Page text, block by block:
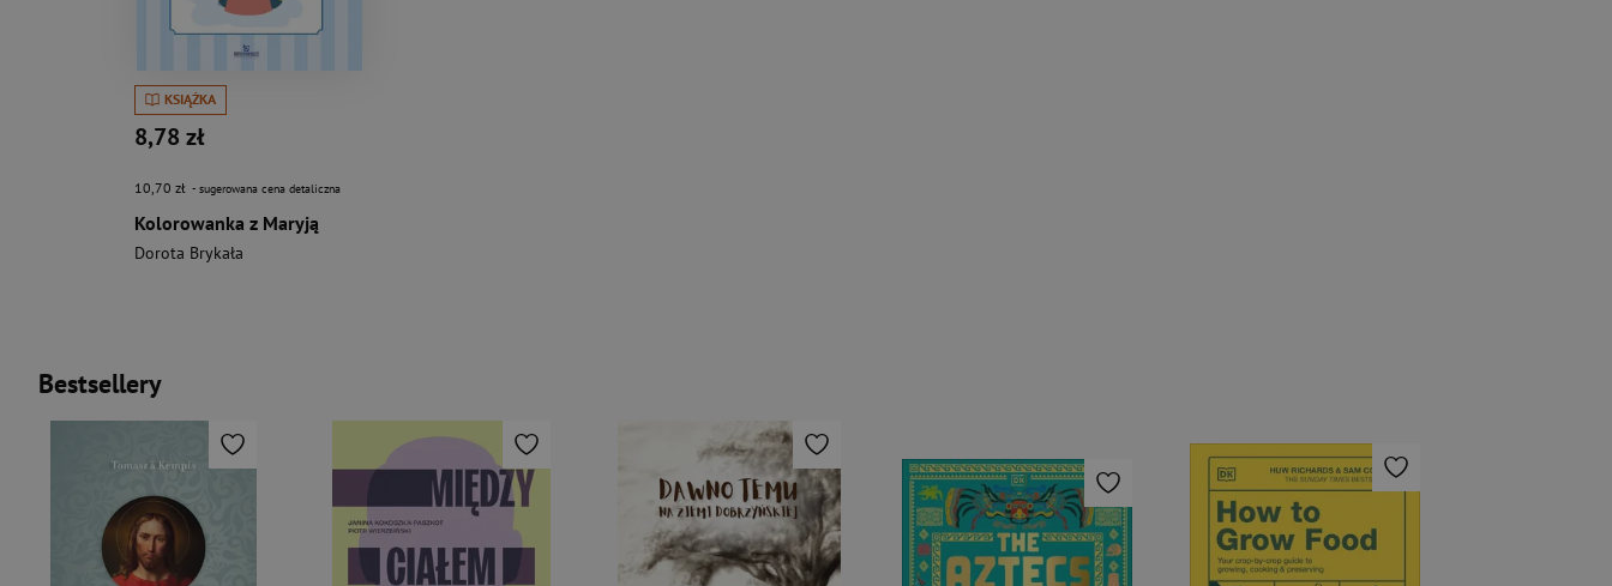
KSIĄŻKA
8,78 zł
10,70 zł - sugerowana cena detaliczna
Kolorowanka z Maryją
Dorota Brykała
Bestsellery